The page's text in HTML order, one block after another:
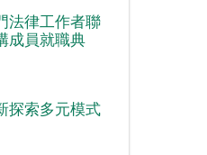
法律工作者聯
成員就職典
探索多元模式